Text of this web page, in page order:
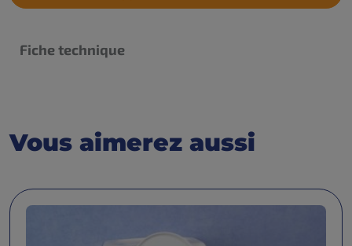
Fiche technique
Vous aimerez aussi